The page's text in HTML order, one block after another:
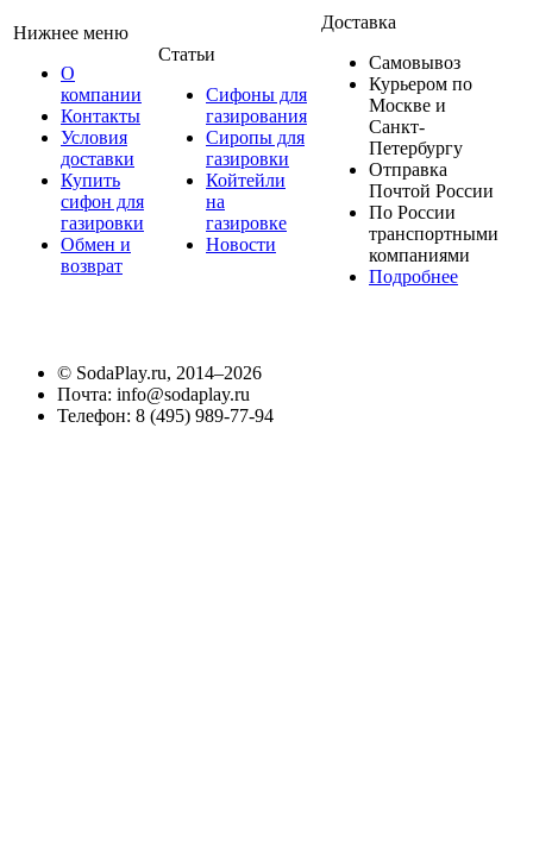
Нижнее меню
О
компании
Контакты
Условия
доставки
Купить
сифон для
газировки
Обмен и
возврат
Статьи
Сифоны для
газирования
Сиропы для
газировки
Койтейли
на
газировке
Новости
Доставка
Самовывоз
Курьером по
Москве и
Санкт-
Петербургу
Отправка
Почтой России
По России
транспортными
компаниями
Подробнее
© SodaPlay.ru, 2014–2026
Почта: info@sodaplay.ru
Телефон: 8 (495) 989-77-94